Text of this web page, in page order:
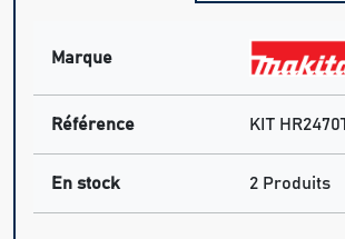
Marque
Référence KIT
En stock 2 Produits